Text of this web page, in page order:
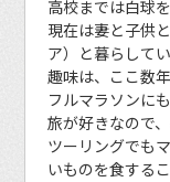
高校までは白球
現在は妻と子供
ア）と暮らしてい
趣味は、ここ数
フルマラソンに
旅が好きなので
ツーリングでも
いものを食する